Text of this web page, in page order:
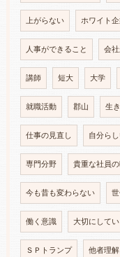
上がらない ホワイト
人事ができること 会
講師 短大 大学
就職活動 郡山 生
仕事の見直し 自分ら
専門分野 貴重な社員
今も昔も変わらない
働く意識 大切にして
ＳＰトランプ 他者理解